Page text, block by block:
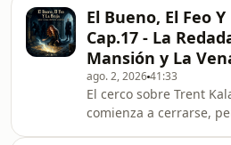
desaparece: la
en el abrazo de
zafarse en silencio para
descanso, un intenso y
deseo se apodera de ella,
desencadenando una
aterradora en la
Casteel. El príncipe se
El Bueno, El Feo
Cap.17 - La
Mansión y La
ago. 2, 202641:33
​El cerco sobre Trent
comienza a cerrarse,